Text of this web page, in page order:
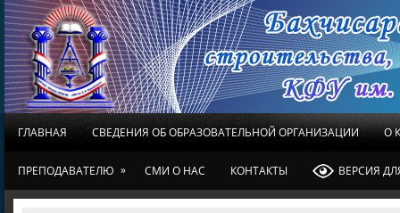
ГЛАВНАЯ СВЕДЕНИЯ ОБ ОБРАЗОВАТЕЛЬНОЙ ОРГАНИЗАЦИИ О
ПРЕПОДАВАТЕЛЮ » СМИ О НАС КОНТАКТЫ ВЕРСИЯ